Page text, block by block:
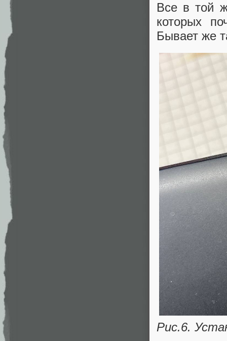
Все в той
которых
Бывает же
Рис.6.